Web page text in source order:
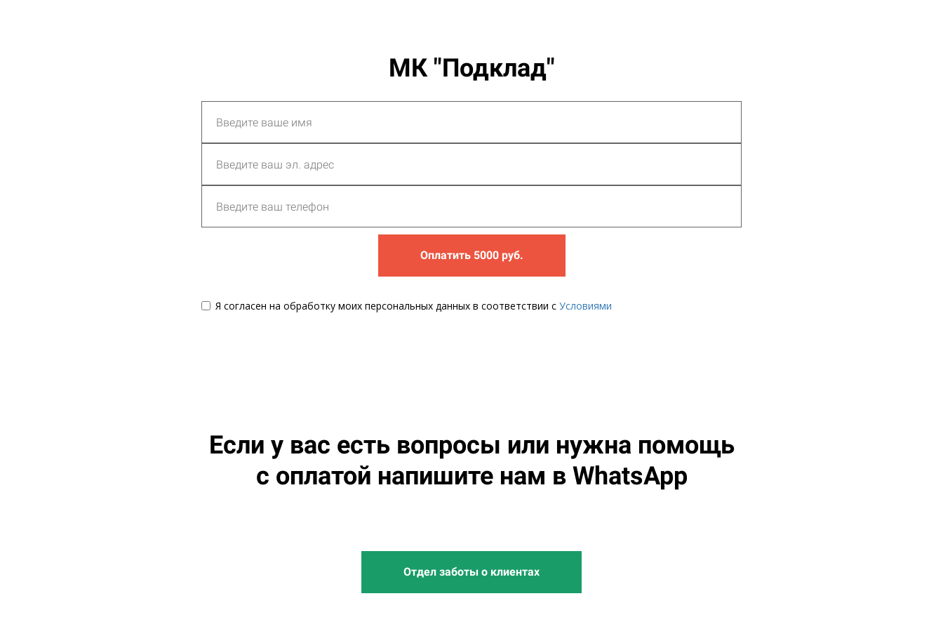
МК "Подклад"
Оплатить 5000 руб.
Я согласен на обработку моих персональных данных в соответствии с Условиями
Если у вас есть вопросы или нужна помощь
с оплатой напишите нам в WhatsApp
Отдел заботы о клиентах